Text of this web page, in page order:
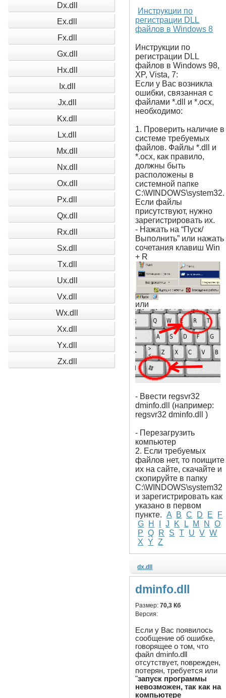
Dx.dll
Ex.dll
Fx.dll
Gx.dll
Hx.dll
Ix.dll
Jx.dll
Kx.dll
Lx.dll
Mx.dll
Nx.dll
Ox.dll
Px.dll
Qx.dll
Rx.dll
Sx.dll
Tx.dll
Ux.dll
Vx.dll
Wx.dll
Xx.dll
Yx.dll
Zx.dll
Инструкции по
регистрации DLL
файлов в Windows 8
Инструкции по
регистрации DLL
файлов в Windows 98,
XP, Vista, 7:
Если у Вас возникла
ошибки, связанная с
файлами *.dll и *.ocx,
необходимо:
1. Проверить наличие в
системе требуемых
файлов. Файлы *.dll и
*.ocx, как правило,
должны быть
расположены в
системной папке
C:\WINDOWS\system32.
Если файлы
присутствуют, нужно
зарегистрировать их.
- Нажать на “Пуск/
Выполнить” или нажать
сочетания клавиш Win
+ R
или
- Ввести regsvr32
dminfo.dll (например:
regsvr32 dminfo.dll )
- Перезагрузить
компьютер
2. Если требуемых
файлов нет, то поищите
их на сайте, скачайте и
скопируйте в папку
C:\WINDOWS\system32
и зарегистрировать как
указано в первом
пункте.
A B C D E
F
G
H J K L M N
O
P
Q R S T U V W
X
Y Z
dx.dll
dminfo.dll
Размер:70,3 Кб
Версия:
Если у Вас появилось
сообщение об ошибке,
говорящее о том, что
файл dminfo.dll
отсутствует, поврежден,
потерян, требуется или
"запуск программы
невозможен, так как на
компьютере